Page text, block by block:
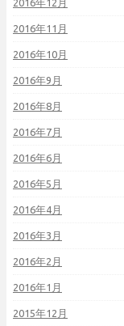
2016年12月
2016年11月
2016年10月
2016年9月
2016年8月
2016年7月
2016年6月
2016年5月
2016年4月
2016年3月
2016年2月
2016年1月
2015年12月